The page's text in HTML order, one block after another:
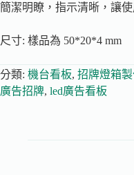
簡潔明瞭，指示清晰，讓
尺寸: 樣品為 50*20*4 mm
分類: 機台看板, 招牌燈箱
廣告招牌, led廣告看板